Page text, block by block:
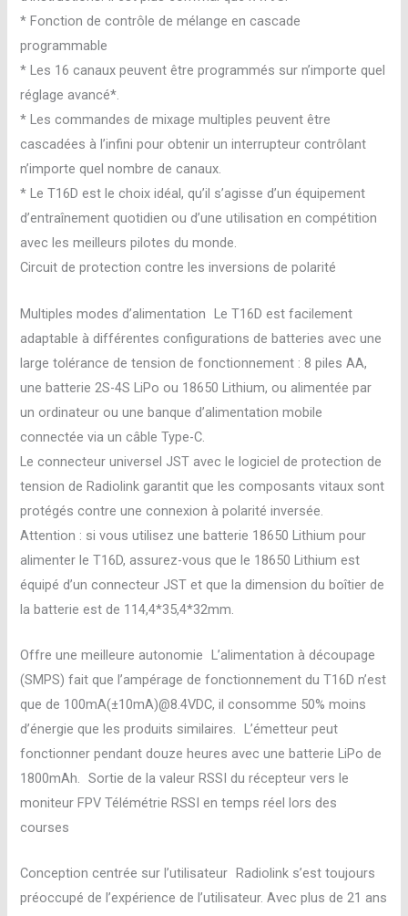
* Fonction de contrôle de mélange en cascade
programmable
* Les 16 canaux peuvent être programmés sur n’importe quel
réglage avancé*.
* Les commandes de mixage multiples peuvent être
cascadées à l’infini pour obtenir un interrupteur contrôlant
n’importe quel nombre de canaux.
* Le T16D est le choix idéal, qu’il s’agisse d’un équipement
d’entraînement quotidien ou d’une utilisation en compétition
avec les meilleurs pilotes du monde.
Circuit de protection contre les inversions de polarité
Multiples modes d’alimentation Le T16D est facilement
adaptable à différentes configurations de batteries avec une
large tolérance de tension de fonctionnement : 8 piles AA,
une batterie 2S-4S LiPo ou 18650 Lithium, ou alimentée par
un ordinateur ou une banque d’alimentation mobile
connectée via un câble Type-C.
Le connecteur universel JST avec le logiciel de protection de
tension de Radiolink garantit que les composants vitaux sont
protégés contre une connexion à polarité inversée.
Attention : si vous utilisez une batterie 18650 Lithium pour
alimenter le T16D, assurez-vous que le 18650 Lithium est
équipé d’un connecteur JST et que la dimension du boîtier de
la batterie est de 114,4*35,4*32mm.
Offre une meilleure autonomie L’alimentation à découpage
(SMPS) fait que l’ampérage de fonctionnement du T16D n’est
que de 100mA(±10mA)@8.4VDC, il consomme 50% moins
d’énergie que les produits similaires. L’émetteur peut
fonctionner pendant douze heures avec une batterie LiPo de
1800mAh. Sortie de la valeur RSSI du récepteur vers le
moniteur FPV Télémétrie RSSI en temps réel lors des
courses
Conception centrée sur l’utilisateur Radiolink s’est toujours
préoccupé de l’expérience de l’utilisateur. Avec plus de 21 ans